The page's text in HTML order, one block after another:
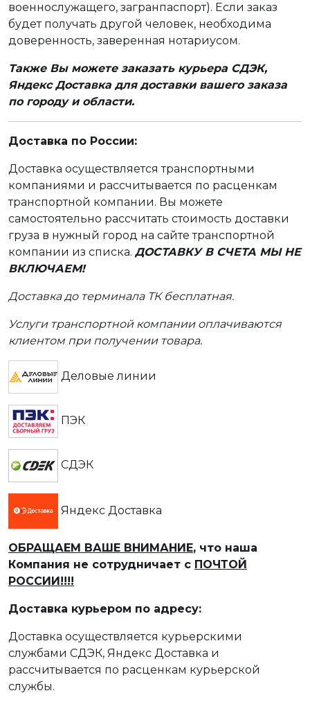
военнослужащего, загранпаспорт). Если заказ
будет получать другой человек, необходима
доверенность, заверенная нотариусом.
Также Вы можете заказать курьера СДЭК,
Яндекс Доставка для доставки вашего заказа
по городу и области.
Доставка по России:
Доставка осуществляется транспортными
компаниями и рассчитывается по расценкам
транспортной компании. Вы можете
самостоятельно рассчитать стоимость доставки
груза в нужный город на сайте транспортной
компании из списка. ДОСТАВКУ В СЧЕТА МЫ НЕ
ВКЛЮЧАЕМ!
Доставка до терминала ТК бесплатная.
Услуги транспортной компании оплачиваются
клиентом при получении товара.
Деловые линии
ПЭК
СДЭК
Яндекс Доставка
ОБРАЩАЕМ ВАШЕ ВНИМАНИЕ, что наша
Компания не сотрудничает с ПОЧТОЙ
РОССИИ!!!!
Доставка курьером по адресу:
Доставка осуществляется курьерскими
службами СДЭК, Яндекс Доставка и
рассчитывается по расценкам курьерской
службы.